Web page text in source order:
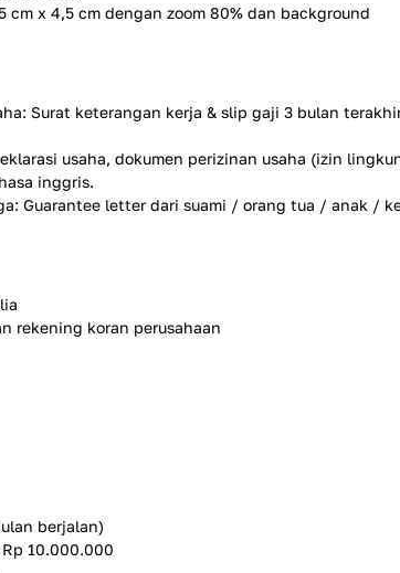
cm x 4,5 cm dengan zoom 80% dan background
Surat keterangan kerja & slip gaji 3 bulan
usaha, dokumen perizinan usaha (izin
inggris.
Guarantee letter dari suami / orang tua / anak /
rekening koran perusahaan
berjalan)
10.000.000